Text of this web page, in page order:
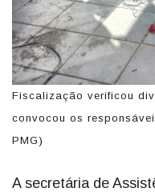
Fiscalização verificou
convocou os
PMG)
A secretária de